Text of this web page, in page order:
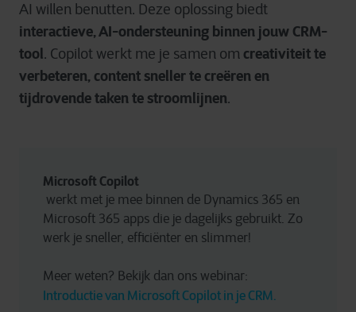
AI willen benutten. Deze oplossing biedt
interactieve, AI-ondersteuning binnen jouw CRM-
tool. Copilot werkt me je samen om creativiteit te
verbeteren, content sneller te creëren en
tijdrovende taken te stroomlijnen.
Microsoft Copilot
Microsoft 365 apps die je dagelijks gebruikt. Zo
werk je sneller, efficiënter en slimmer!
Meer weten? Bekijk dan ons webinar:
Introductie van Microsoft Copilot in je CRM.